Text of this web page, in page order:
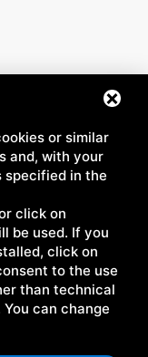
or similar
and, with your
specified in the
click on
be used. If you
click on
to the use
than technical
can change